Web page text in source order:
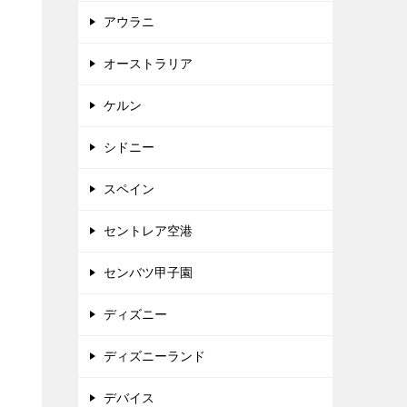
アウラニ
オーストラリア
ケルン
シドニー
スペイン
セントレア空港
センバツ甲子園
ディズニー
ディズニーランド
デバイス